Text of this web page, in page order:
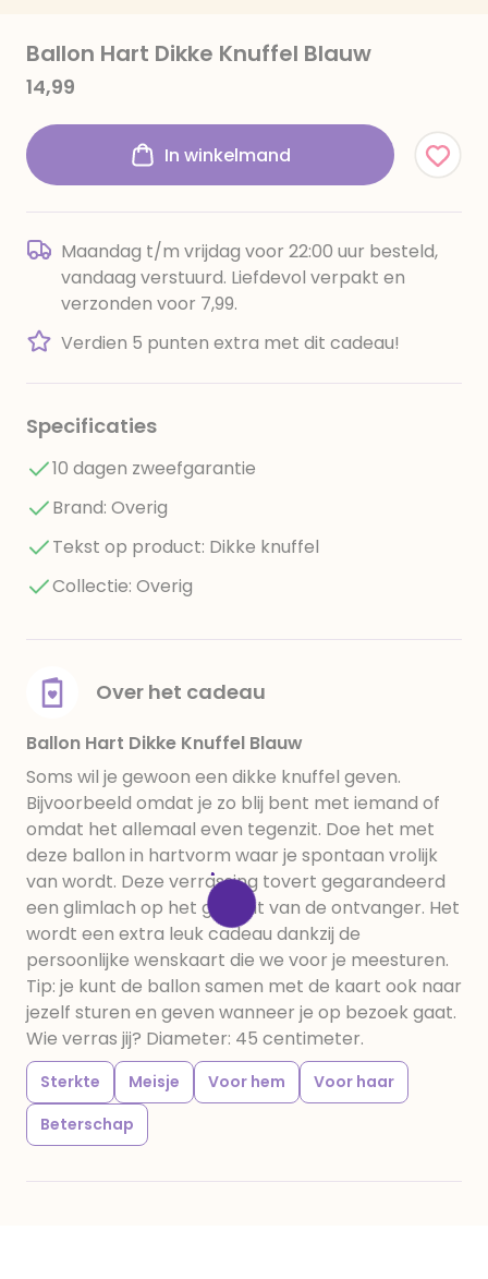
Ballon Hart Dikke Knuffel Blauw
14,99
In winkelmand
Maandag t/m vrijdag voor 22:00 uur besteld,
vandaag verstuurd. Liefdevol verpakt en
verzonden voor 7,99.
Verdien 5 punten extra met dit cadeau!
Specificaties
10 dagen zweefgarantie
Brand: Overig
Tekst op product: Dikke knuffel
Collectie: Overig
Over het cadeau
Ballon Hart Dikke Knuffel Blauw
Soms wil je gewoon een dikke knuffel geven.
Bijvoorbeeld omdat je zo blij bent met iemand of
omdat het allemaal even tegenzit. Doe het met
deze ballon in hartvorm waar je spontaan vrolijk
van wordt. Deze verrassing tovert gegarandeerd
een glimlach op het gezicht van de ontvanger. Het
wordt een extra leuk cadeau dankzij de
persoonlijke wenskaart die we voor je meesturen.
Tip: je kunt de ballon samen met de kaart ook naar
jezelf sturen en geven wanneer je op bezoek gaat.
Wie verras jij? Diameter: 45 centimeter.
Sterkte Meisje Voor hem
Voor haar
Beterschap